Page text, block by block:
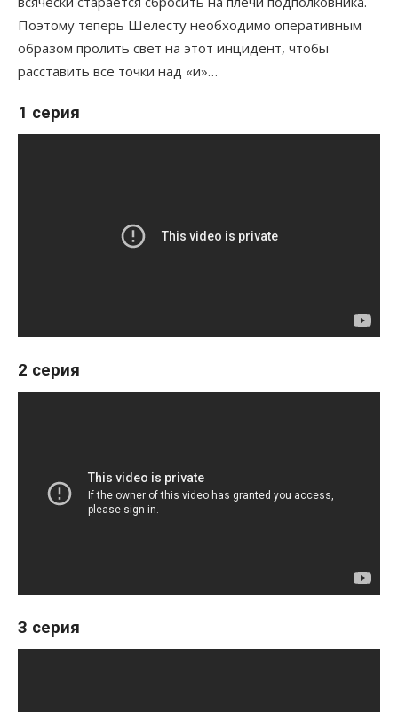
Поэтому теперь Шелесту необходимо оперативным
образом пролить свет на этот инцидент, чтобы
расставить все точки над «и»…
1 серия
2 серия
3 серия